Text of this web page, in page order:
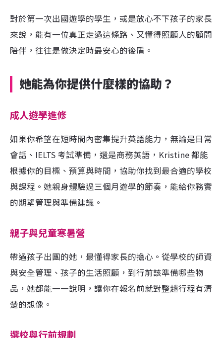
對於第一次出國遊學的學生，或是放心不下孩子的家長
來說，能有一位真正走過這條路、又懂得照顧人的顧問
陪伴，往往是做決定時最安心的後盾。
她能為你提供什麼樣的協助？
成人遊學進修
如果你希望在短時間內密集提升英語能力，無論是日常
會話、IELTS 考試準備，還是商務英語，Kristine 都能
根據你的目標、預算與時間，協助你找到最合適的學校
與課程。她親身體驗過三個月遊學的節奏，能給你務實
的期望管理與準備建議。
親子與兒童寒暑營
帶過孩子出團的她，最懂得家長的擔心。從學校的師資
與安全管理、孩子的生活照顧，到行前該準備哪些物
品，她都能一一說明，讓你在報名前就對整趟行程有清
楚的想像。
選校與行前規劃